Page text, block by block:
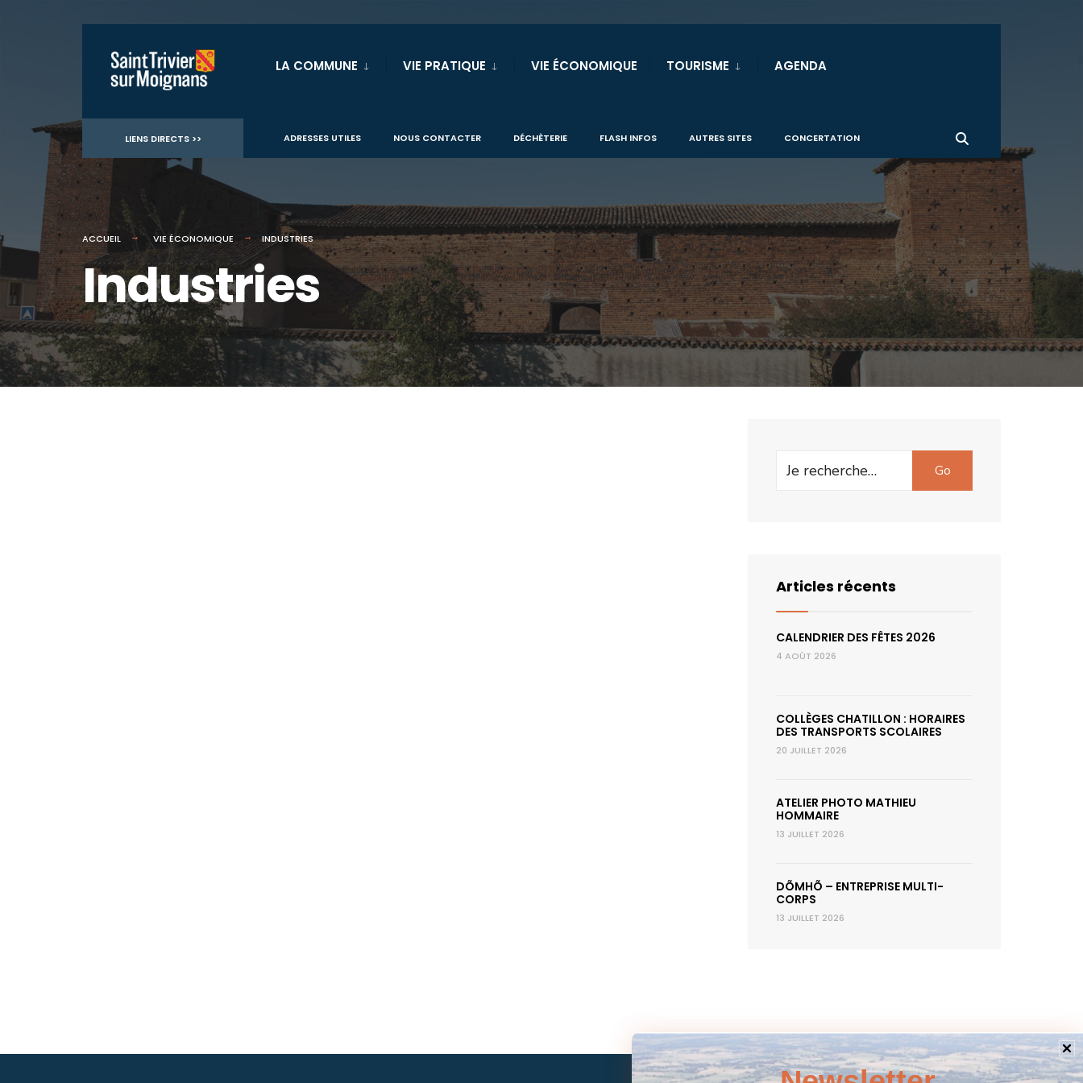
contenu
LA COMMUNE VIE PRATIQUE VIE ÉCONOMIQUE TOURISME AGENDA
LIENS DIRECTS >> ADRESSES UTILES NOUS CONTACTER DÉCHÈTERIE FLASH INFOS AUTRES SITES CONCERTATION
ACCUEIL VIE ÉCONOMIQUE INDUSTRIES
Industries
Search
Go
Articles récents
CALENDRIER DES FÊTES 2026
4 AOÛT 2026
COLLÈGES CHATILLON : HORAIRES
DES TRANSPORTS SCOLAIRES
20 JUILLET 2026
ATELIER PHOTO MATHIEU
HOMMAIRE
13 JUILLET 2026
DÕMHÕ – ENTREPRISE MULTI-
CORPS
13 JUILLET 2026